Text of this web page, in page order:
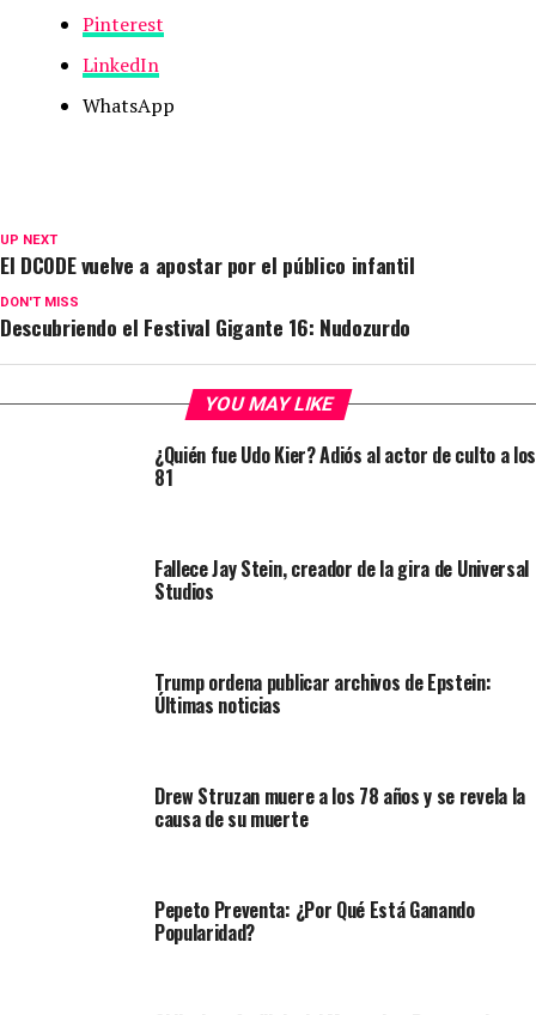
Pinterest
LinkedIn
WhatsApp
UP NEXT
El DCODE vuelve a apostar por el público infantil
DON'T MISS
Descubriendo el Festival Gigante 16: Nudozurdo
YOU MAY LIKE
¿Quién fue Udo Kier? Adiós al actor de culto a los
81
Fallece Jay Stein, creador de la gira de Universal
Studios
Trump ordena publicar archivos de Epstein:
Últimas noticias
Drew Struzan muere a los 78 años y se revela la
causa de su muerte
Pepeto Preventa: ¿Por Qué Está Ganando
Popularidad?